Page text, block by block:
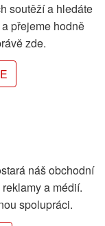
soutěží a hledáte
přejeme hodně
zde.
náš obchodní
a médií.
spolupráci.